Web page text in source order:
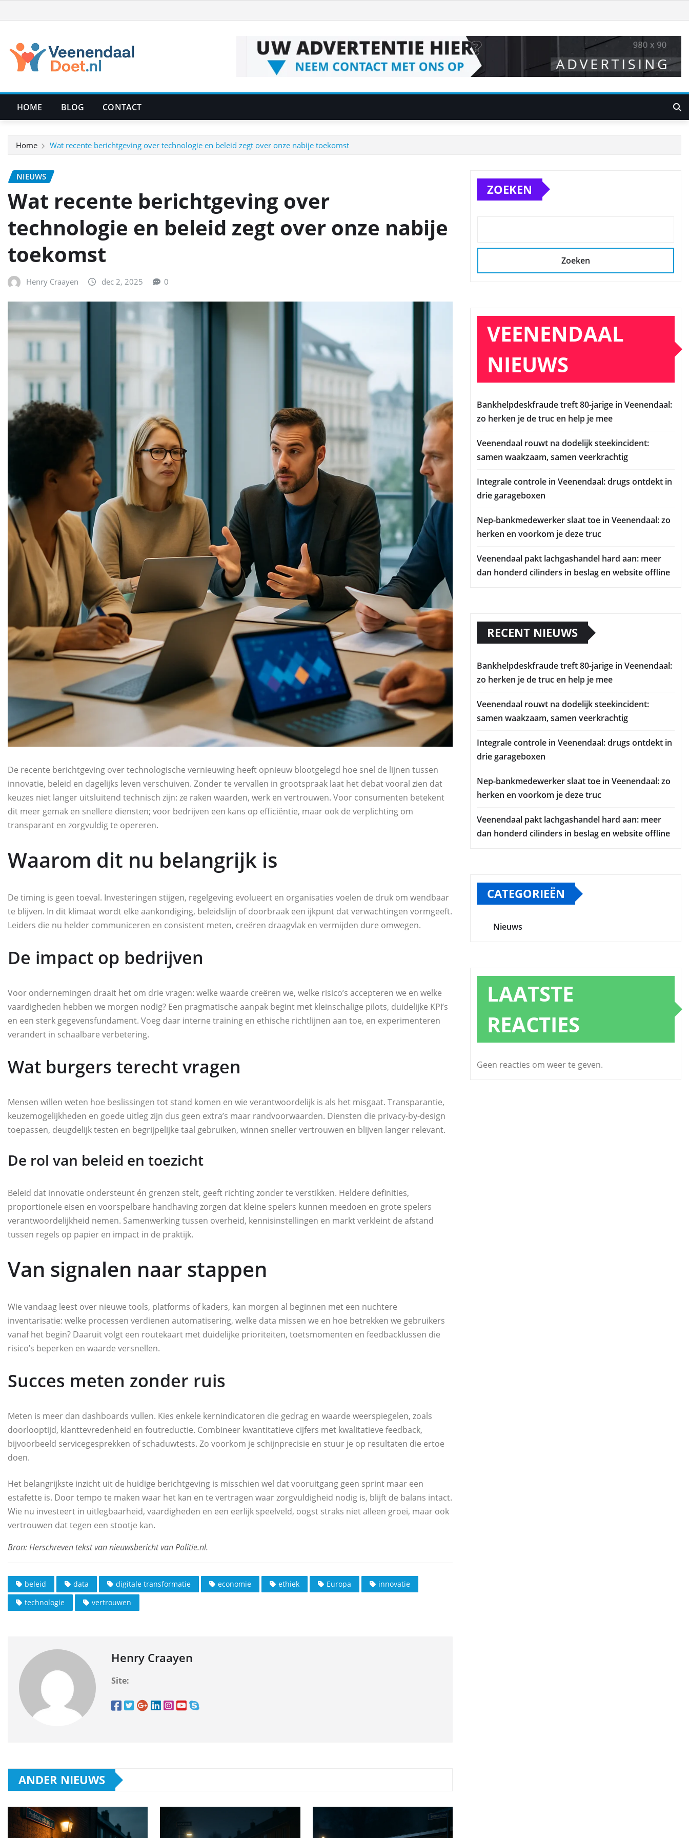
naar
inhoud
HOME BLOG CONTACT
Home Wat recente berichtgeving over technologie en beleid zegt over onze nabije toekomst
NIEUWS
Wat recente berichtgeving over
technologie en beleid zegt over onze nabije
toekomst
Henry Craayen dec 2, 2025 0
De recente berichtgeving over technologische vernieuwing heeft opnieuw blootgelegd hoe snel de lijnen tussen
innovatie, beleid en dagelijks leven verschuiven. Zonder te vervallen in grootspraak laat het debat vooral zien dat
keuzes niet langer uitsluitend technisch zijn: ze raken waarden, werk en vertrouwen. Voor consumenten betekent
dit meer gemak en snellere diensten; voor bedrijven een kans op efficiëntie, maar ook de verplichting om
transparant en zorgvuldig te opereren.
Waarom dit nu belangrijk is
De timing is geen toeval. Investeringen stijgen, regelgeving evolueert en organisaties voelen de druk om wendbaar
te blijven. In dit klimaat wordt elke aankondiging, beleidslijn of doorbraak een ijkpunt dat verwachtingen vormgeeft.
Leiders die nu helder communiceren en consistent meten, creëren draagvlak en vermijden dure omwegen.
De impact op bedrijven
Voor ondernemingen draait het om drie vragen: welke waarde creëren we, welke risico’s accepteren we en welke
vaardigheden hebben we morgen nodig? Een pragmatische aanpak begint met kleinschalige pilots, duidelijke KPI’s
en een sterk gegevensfundament. Voeg daar interne training en ethische richtlijnen aan toe, en experimenteren
verandert in schaalbare verbetering.
Wat burgers terecht vragen
Mensen willen weten hoe beslissingen tot stand komen en wie verantwoordelijk is als het misgaat. Transparantie,
keuzemogelijkheden en goede uitleg zijn dus geen extra’s maar randvoorwaarden. Diensten die privacy-by-design
toepassen, deugdelijk testen en begrijpelijke taal gebruiken, winnen sneller vertrouwen en blijven langer relevant.
De rol van beleid en toezicht
Beleid dat innovatie ondersteunt én grenzen stelt, geeft richting zonder te verstikken. Heldere definities,
proportionele eisen en voorspelbare handhaving zorgen dat kleine spelers kunnen meedoen en grote spelers
verantwoordelijkheid nemen. Samenwerking tussen overheid, kennisinstellingen en markt verkleint de afstand
tussen regels op papier en impact in de praktijk.
Van signalen naar stappen
Wie vandaag leest over nieuwe tools, platforms of kaders, kan morgen al beginnen met een nuchtere
inventarisatie: welke processen verdienen automatisering, welke data missen we en hoe betrekken we gebruikers
vanaf het begin? Daaruit volgt een routekaart met duidelijke prioriteiten, toetsmomenten en feedbacklussen die
risico’s beperken en waarde versnellen.
Succes meten zonder ruis
Meten is meer dan dashboards vullen. Kies enkele kernindicatoren die gedrag en waarde weerspiegelen, zoals
doorlooptijd, klanttevredenheid en foutreductie. Combineer kwantitatieve cijfers met kwalitatieve feedback,
bijvoorbeeld servicegesprekken of schaduwtests. Zo voorkom je schijnprecisie en stuur je op resultaten die ertoe
doen.
Het belangrijkste inzicht uit de huidige berichtgeving is misschien wel dat vooruitgang geen sprint maar een
estafette is. Door tempo te maken waar het kan en te vertragen waar zorgvuldigheid nodig is, blijft de balans intact.
Wie nu investeert in uitlegbaarheid, vaardigheden en een eerlijk speelveld, oogst straks niet alleen groei, maar ook
vertrouwen dat tegen een stootje kan.
beleid data digitale transformatie economie ethiek Europa
innovatie
technologie
vertrouwen
Henry Craayen
Site:
ANDER NIEUWS
ZOEKEN
Zoeken
VEENENDAAL
NIEUWS
Bankhelpdeskfraude treft 80-jarige in Veenendaal:
zo herken je de truc en help je mee
Veenendaal rouwt na dodelijk steekincident:
samen waakzaam, samen veerkrachtig
Integrale controle in Veenendaal: drugs ontdekt in
drie garageboxen
Nep-bankmedewerker slaat toe in Veenendaal: zo
herken en voorkom je deze truc
Veenendaal pakt lachgashandel hard aan: meer
dan honderd cilinders in beslag en website offline
RECENT NIEUWS
Bankhelpdeskfraude treft 80-jarige in Veenendaal:
zo herken je de truc en help je mee
Veenendaal rouwt na dodelijk steekincident:
samen waakzaam, samen veerkrachtig
Integrale controle in Veenendaal: drugs ontdekt in
drie garageboxen
Nep-bankmedewerker slaat toe in Veenendaal: zo
herken en voorkom je deze truc
Veenendaal pakt lachgashandel hard aan: meer
dan honderd cilinders in beslag en website offline
CATEGORIEËN
Nieuws
LAATSTE
REACTIES
Geen reacties om weer te geven.